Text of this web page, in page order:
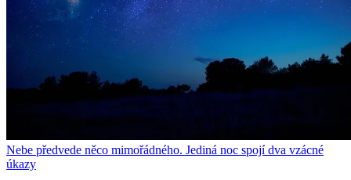
Nebe předvede něco mimořádného. Jediná noc spojí dva vzácné
úkazy